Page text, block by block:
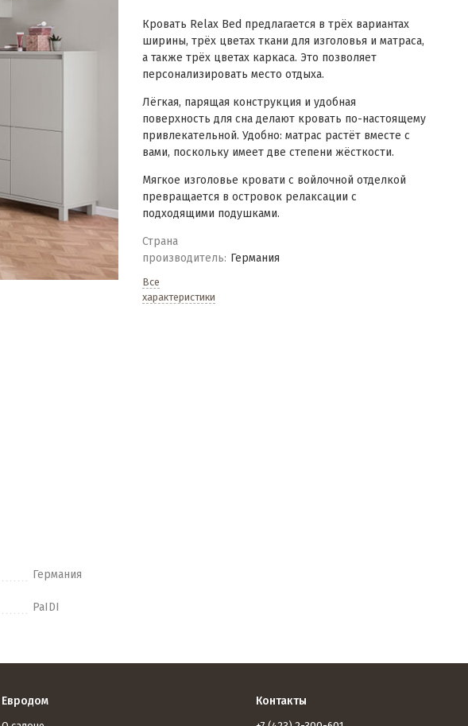
Кровать Relax Bed предлагается в трёх вариантах
ширины, трёх цветах ткани для изголовья и матраса,
а также трёх цветах каркаса. Это позволяет
персонализировать место отдыха.
Лёгкая, парящая конструкция и удобная
поверхность для сна делают кровать по-настоящему
привлекательной. Удобно: матрас растёт вместе с
вами, поскольку имеет две степени жёсткости.
Мягкое изголовье кровати с войлочной отделкой
превращается в островок релаксации с
подходящими подушками.
Страна
производитель: Германия
Все
характеристики
Германия
PaIDI
Евродом Контакты